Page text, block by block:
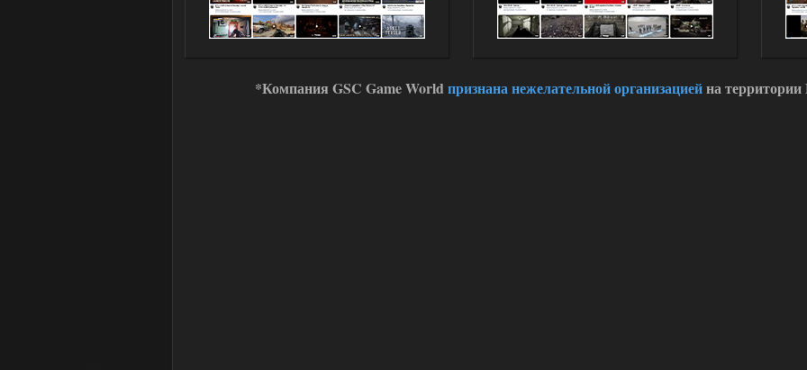
*Компания GSC Game Worldпризнана нежелательной организациейна